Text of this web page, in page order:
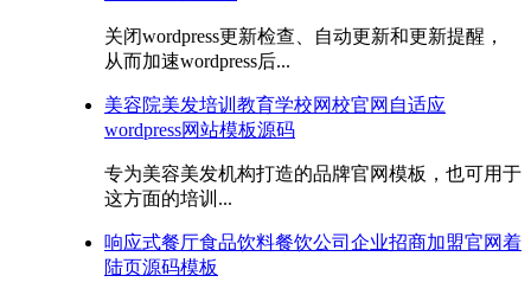
关闭wordpress更新检查、自动更新和更新提醒，
从而加速wordpress后...
美容院美发培训教育学校网校官网自适应
wordpress网站模板源码
专为美容美发机构打造的品牌官网模板，也可用于
这方面的培训...
响应式餐厅食品饮料餐饮公司企业招商加盟官网着
陆页源码模板